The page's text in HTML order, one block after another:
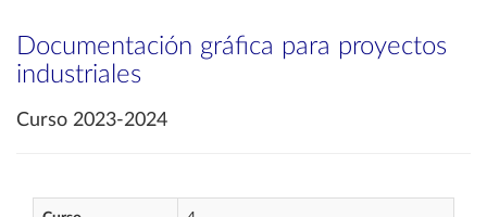
Documentación gráfica para proyectos
industriales
Curso 2023-2024